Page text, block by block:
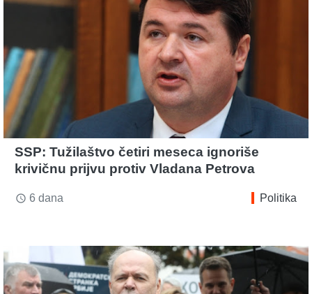
SSP: Tužilaštvo četiri meseca ignoriše
krivičnu prijvu protiv Vladana Petrova
access_time 6 dana Politika